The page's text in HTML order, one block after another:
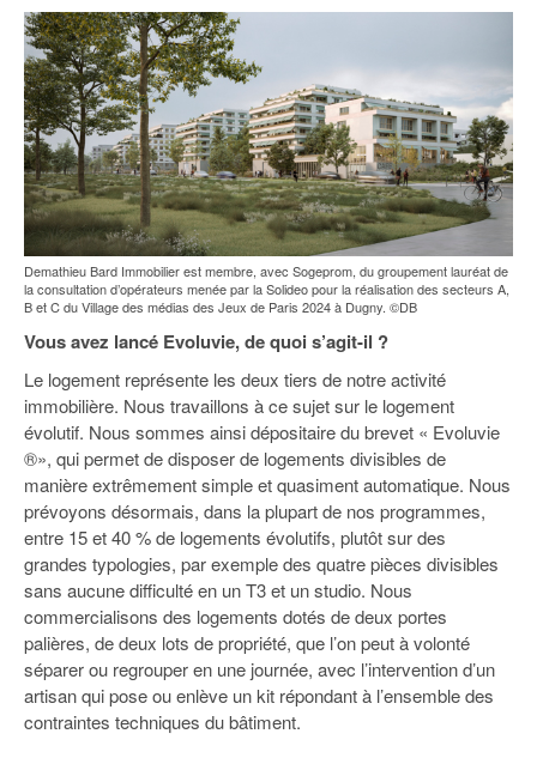
Demathieu Bard Immobilier est membre, avec Sogeprom, du groupement lauréat de
la consultation d’opérateurs menée par la Solideo pour la réalisation des secteurs A,
B et C du Village des médias des Jeux de Paris 2024 à Dugny. ©DB
Vous avez lancé Evoluvie, de quoi s’agit-il ?
Le logement représente les deux tiers de notre activité
immobilière. Nous travaillons à ce sujet sur le logement
évolutif. Nous sommes ainsi dépositaire du brevet « Evoluvie
®», qui permet de disposer de logements divisibles de
manière extrêmement simple et quasiment automatique. Nous
prévoyons désormais, dans la plupart de nos programmes,
entre 15 et 40 % de logements évolutifs, plutôt sur des
grandes typologies, par exemple des quatre pièces divisibles
sans aucune difficulté en un T3 et un studio. Nous
commercialisons des logements dotés de deux portes
palières, de deux lots de propriété, que l’on peut à volonté
séparer ou regrouper en une journée, avec l’intervention d’un
artisan qui pose ou enlève un kit répondant à l’ensemble des
contraintes techniques du bâtiment.